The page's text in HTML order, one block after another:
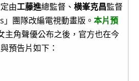
由工藤進總監督、 横峯克昌監督
團隊改編電視動畫版。 本片預
主角聲優公布之後，官方也在今
預告片如下：